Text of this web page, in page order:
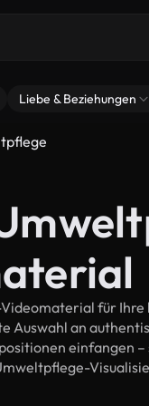
Liebe & Beziehungen
für
Auswahl an
einfangen